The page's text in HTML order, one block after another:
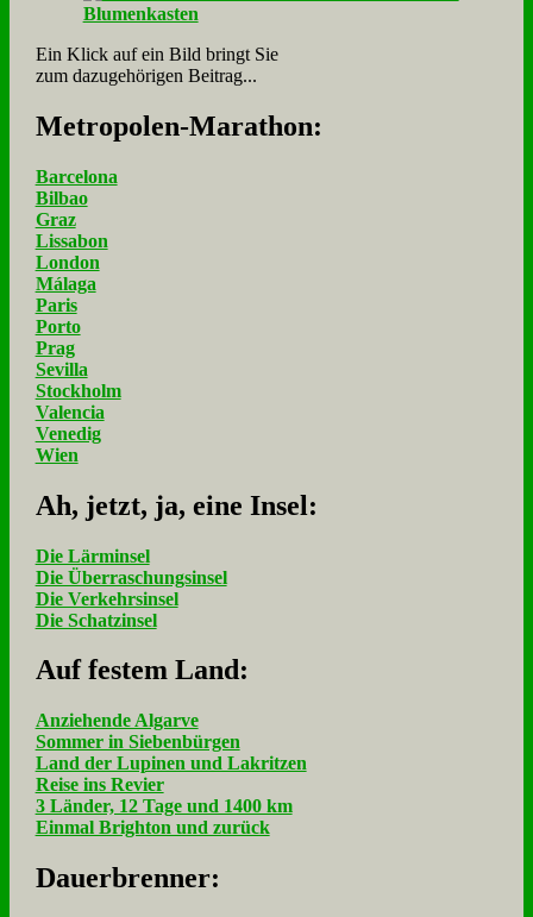
Ein Klick auf ein Bild bringt Sie
zum dazugehörigen Beitrag...
Me­tro­po­len-Ma­ra­thon:
Barcelona
Bilbao
Graz
Lissabon
London
Málaga
Paris
Porto
Prag
Sevilla
Stockholm
Valencia
Venedig
Wien
Ah, jetzt, ja, ei­ne In­sel:
Die Lärminsel
Die Überraschungsinsel
Die Verkehrsinsel
Die Schatzinsel
Auf fe­stem Land:
Anziehende Algarve
Sommer in Siebenbürgen
Land der Lupinen und Lakritzen
Reise ins Revier
3 Länder, 12 Tage und 1400 km
Einmal Brighton und zurück
Dau­er­bren­ner: